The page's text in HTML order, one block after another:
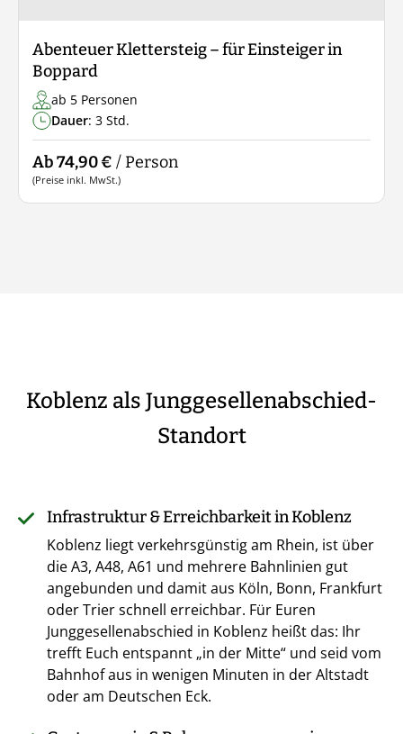
Abenteuer Klettersteig – für Einsteiger in
Boppard
ab 5 Personen
Dauer: 3 Std.
Ab 74,90 € / Person
(Preise inkl. MwSt.)
Koblenz als Junggesellenabschied-
Standort
Infrastruktur & Erreichbarkeit in Koblenz
Koblenz liegt verkehrsgünstig am Rhein, ist über
die A3, A48, A61 und mehrere Bahnlinien gut
angebunden und damit aus Köln, Bonn, Frankfurt
oder Trier schnell erreichbar. Für Euren
Junggesellenabschied in Koblenz heißt das: Ihr
trefft Euch entspannt „in der Mitte“ und seid vom
Bahnhof aus in wenigen Minuten in der Altstadt
oder am Deutschen Eck.